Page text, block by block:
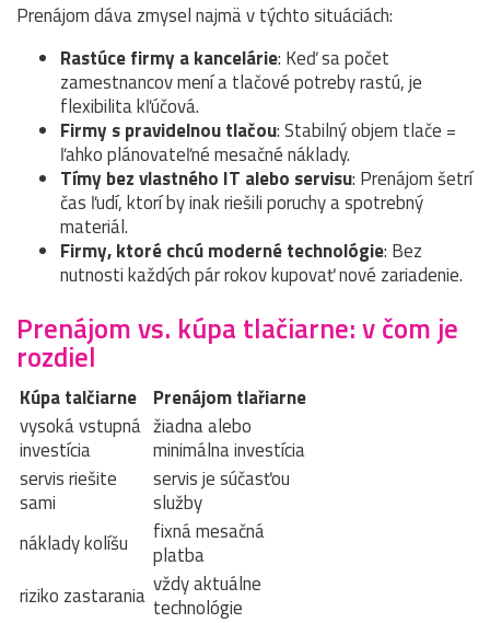
Prenájom dáva zmysel najmä v týchto situáciách:
Rastúce firmy a kancelárie: Keď sa počet
zamestnancov mení a tlačové potreby rastú, je
flexibilita kľúčová.
Firmy s pravidelnou tlačou: Stabilný objem tlače =
ľahko plánovateľné mesačné náklady.
Tímy bez vlastného IT alebo servisu: Prenájom šetrí
čas ľudí, ktorí by inak riešili poruchy a spotrebný
materiál.
Firmy, ktoré chcú moderné technológie: Bez
nutnosti každých pár rokov kupovať nové zariadenie.
Prenájom vs. kúpa tlačiarne: v čom je
rozdiel
Kúpa talčiarne
Prenájom tlařiarne
vysoká vstupná
investícia
žiadna alebo
minimálna investícia
servis riešite
sami
servis je súčasťou
služby
náklady kolíšu
fixná mesačná
platba
riziko zastarania vždy aktuálne
technológie